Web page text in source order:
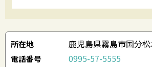
所在地 鹿児島県霧島市国分
電話番号 0995-57-5555